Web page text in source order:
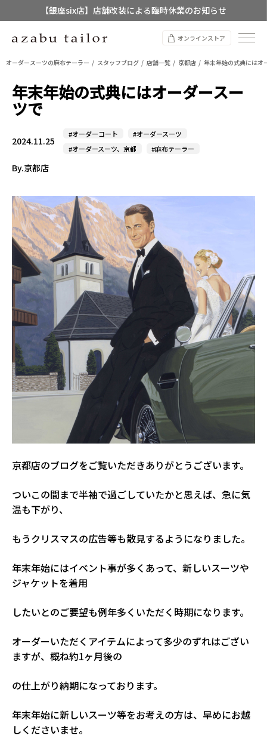
【銀座six店】店舗改装による臨時休業のお知らせ
【店舗限定】レディースオーダースーツ
オンラインストア
オーダースーツの麻布テーラー スタッフブログ 店舗一覧 京都店 年末年始の式典にはオ
年末年始の式典にはオーダースー
ツで
2024.11.25
#オーダーコート
#オーダースーツ
#オーダースーツ、京都
#麻布テーラー
By.京都店
京都店のブログをご覧いただきありがとうございます。
ついこの間まで半袖で過ごしていたかと思えば、急に気
温も下がり、
もうクリスマスの広告等も散見するようになりました。
年末年始にはイベント事が多くあって、新しいスーツや
ジャケットを着用
したいとのご要望も例年多くいただく時期になります。
オーダーいただくアイテムによって多少のずれはござい
ますが、概ね約1ヶ月後の
の仕上がり納期になっております。
年末年始に新しいスーツ等をお考えの方は、早めにお越
しくださいませ。